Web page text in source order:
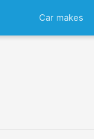
Car makes